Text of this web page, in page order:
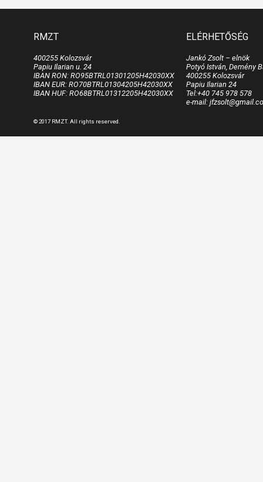
RMZT
400255 Kolozsvár
Papiu Ilarian u. 24
IBAN RON: RO95BTRL01301205H42030XX
IBAN EUR: RO70BTRL01304205H42030XX
IBAN HUF: RO68BTRL01312205H42030XX
ELÉRHETŐSÉG
Jankó Zsolt – elnök
Potyó István, Demény
400255 Kolozsvár
Papiu Ilarian 24
Tel:+40 745 978 578
e-mail:
© 2017 RMZT. All rights reserved.